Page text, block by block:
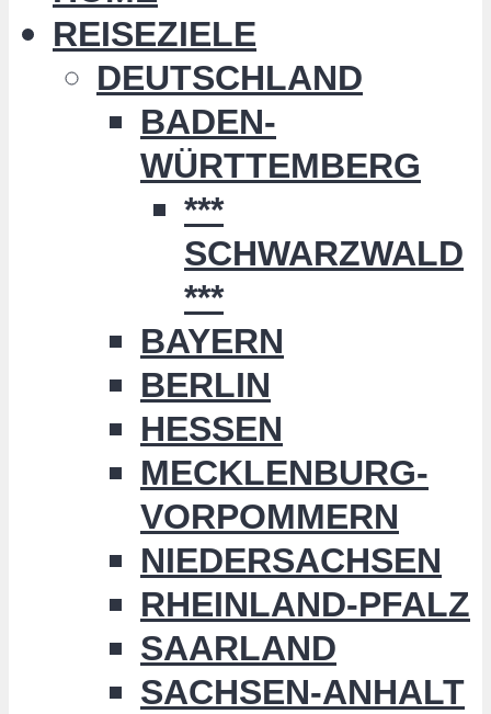
REISEZIELE
DEUTSCHLAND
BADEN-
WÜRTTEMBERG
***
SCHWARZWALD
***
BAYERN
BERLIN
HESSEN
MECKLENBURG-
VORPOMMERN
NIEDERSACHSEN
RHEINLAND-PFALZ
SAARLAND
SACHSEN-ANHALT